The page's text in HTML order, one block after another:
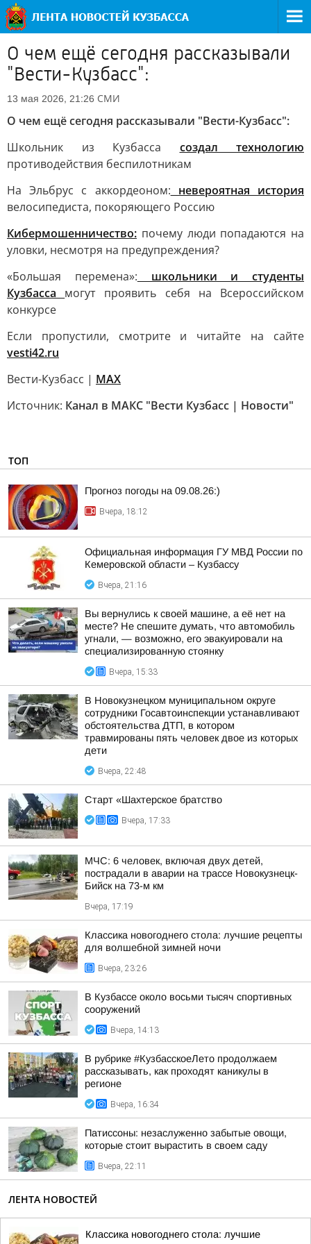
О чем ещё сегодня рассказывали
"Вести-Кузбасс":
13 мая 2026, 21:26 СМИ
О чем ещё сегодня рассказывали "Вести-Кузбасс":
Школьник из Кузбасса создал технологию
противодействия беспилотникам
На Эльбрус с аккордеоном: невероятная история
велосипедиста, покоряющего Россию
Кибермошенничество: почему люди попадаются на
уловки, несмотря на предупреждения?
«Большая перемена»: школьники и студенты
Кузбасса могут проявить себя на Всероссийском
конкурсе
Если пропустили, смотрите и читайте на сайте
vesti42.ru
Вести-Кузбасс | MAX
Источник: Канал в МАКС "Вести Кузбасс | Новости"
ТОП
Прогноз погоды на 09.08.26:)
Вчера, 18:12
Официальная информация ГУ МВД России по
Кемеровской области – Кузбассу
Вчера, 21:16
Вы вернулись к своей машине, а её нет на
месте? Не спешите думать, что автомобиль
угнали, — возможно, его эвакуировали на
специализированную стоянку
Вчера, 15:33
В Новокузнецком муниципальном округе
сотрудники Госавтоинспекции устанавливают
обстоятельства ДТП, в котором
травмированы пять человек двое из которых
дети
Вчера, 22:48
Старт «Шахтерское братство
Вчера, 17:33
МЧС: 6 человек, включая двух детей,
пострадали в аварии на трассе Новокузнецк-
Бийск на 73-м км
Вчера, 17:19
Классика новогоднего стола: лучшие рецепты
для волшебной зимней ночи
Вчера, 23:26
В Кузбассе около восьми тысяч спортивных
сооружений
Вчера, 14:13
В рубрике #КузбасскоеЛето продолжаем
рассказывать, как проходят каникулы в
регионе
Вчера, 16:34
Патиссоны: незаслуженно забытые овощи,
которые стоит вырастить в своем саду
Вчера, 22:11
ЛЕНТА НОВОСТЕЙ
Классика новогоднего стола: лучшие